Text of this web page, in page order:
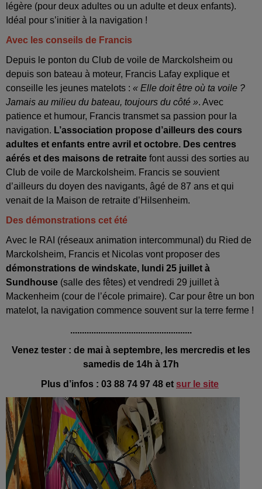
légère (pour deux adultes ou un adulte et deux enfants).
Idéal pour s’initier à la navigation !
Avec les conseils de Francis
Depuis le ponton du Club de voile de Marckolsheim ou
depuis son bateau à moteur, Francis Lafay explique et
conseille les jeunes matelots : « Elle doit être où ta voile ?
Jamais au milieu du bateau, toujours du côté ». Avec
patience et humour, Francis transmet sa passion pour la
navigation. L’association propose d’ailleurs des cours
adultes et enfants entre avril et octobre. Des centres
aérés et des maisons de retraite font aussi des sorties au
Club de voile de Marckolsheim. Francis se souvient
d’ailleurs du doyen des navigants, âgé de 87 ans et qui
venait de la Maison de retraite d’Hilsenheim.
Des démonstrations cet été
Avec le RAI (réseaux animation intercommunal) du Ried de
Marckolsheim, Francis et Nicolas vont proposer des
démonstrations de windskate, lundi 25 juillet à
Sundhouse (salle des fêtes) et vendredi 29 juillet à
Mackenheim (cour de l’école primaire). Car pour être un bon
matelot, la navigation commence souvent sur la terre ferme !
....................................................
Venez tester : de mai à septembre, les mercredis et les
samedis de 14h à 17h
Plus d’infos : 03 88 74 97 48 et sur le site